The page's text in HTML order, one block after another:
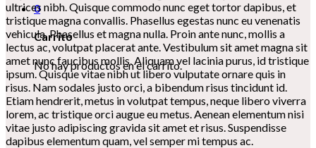
0
Carrito
No hay productos en el carrito.
ultrices nibh. Quisque commodo nunc eget tortor dapibus, et
tristique magna convallis. Phasellus egestas nunc eu venenatis
vehicula. Phasellus et magna nulla. Proin ante nunc, mollis a
lectus ac, volutpat placerat ante. Vestibulum sit amet magna sit
amet nunc faucibus mollis. Aliquam vel lacinia purus, id tristique
ipsum. Quisque vitae nibh ut libero vulputate ornare quis in
risus. Nam sodales justo orci, a bibendum risus tincidunt id.
Etiam hendrerit, metus in volutpat tempus, neque libero viverra
lorem, ac tristique orci augue eu metus. Aenean elementum nisi
vitae justo adipiscing gravida sit amet et risus. Suspendisse
dapibus elementum quam, vel semper mi tempus ac.